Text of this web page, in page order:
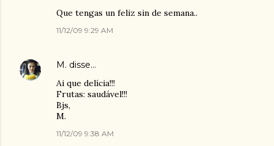
Que tengas un feliz sin de semana..
11/12/09 9:29 AM
M. disse…
Ai que delícia!!!
Frutas: saudável!!!
Bjs,
M.
11/12/09 9:38 AM